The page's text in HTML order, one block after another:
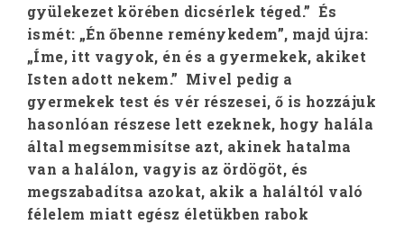
gyülekezet körében dicsérlek téged.” És
ismét: „Én őbenne reménykedem”, majd újra:
„Íme, itt vagyok, én és a gyermekek, akiket
Isten adott nekem.” Mivel pedig a
gyermekek test és vér részesei, ő is hozzájuk
hasonlóan részese lett ezeknek, hogy halála
által megsemmisítse azt, akinek hatalma
van a halálon, vagyis az ördögöt, és
megszabadítsa azokat, akik a haláltól való
félelem miatt egész életükben rabok